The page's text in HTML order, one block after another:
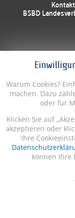
Warum Cookies?
machen. Dazu
oder für
Klicken Sie auf
akzeptieren oder
Ihre
können Ihre
Kontakt
BSBD